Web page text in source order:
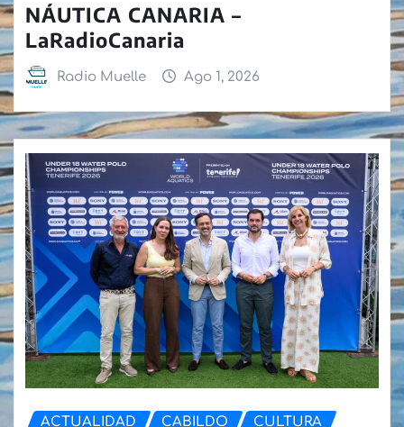
NÁUTICA CANARIA –
LaRadioCanaria
Radio Muelle Ago 1, 2026
ACTUALIDAD CABILDO CULTURA